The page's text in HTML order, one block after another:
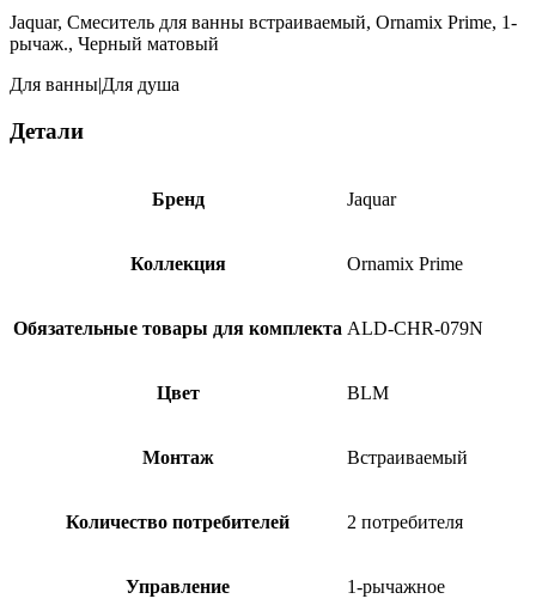
Черный
матовый
ORP-
BLM-
Jaquar, Смеситель для ванны встраиваемый, Ornamix Prime, 1-
рычаж., Черный матовый
Для ванны|Для душа
Детали
Бренд Jaquar
Коллекция Ornamix Prime
Обязательные товары для комплекта ALD-CHR-079N
Цвет BLM
Монтаж Встраиваемый
Количество потребителей 2 потребителя
Управление 1-рычажное